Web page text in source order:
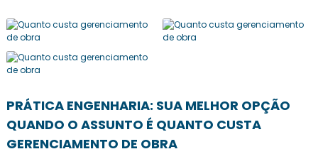
PRÁTICA ENGENHARIA: SUA MELHOR OPÇÃO
QUANDO O ASSUNTO É QUANTO CUSTA
GERENCIAMENTO DE OBRA